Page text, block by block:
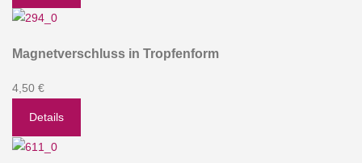
Magnetverschluss in Tropfenform
4,50 €
Details